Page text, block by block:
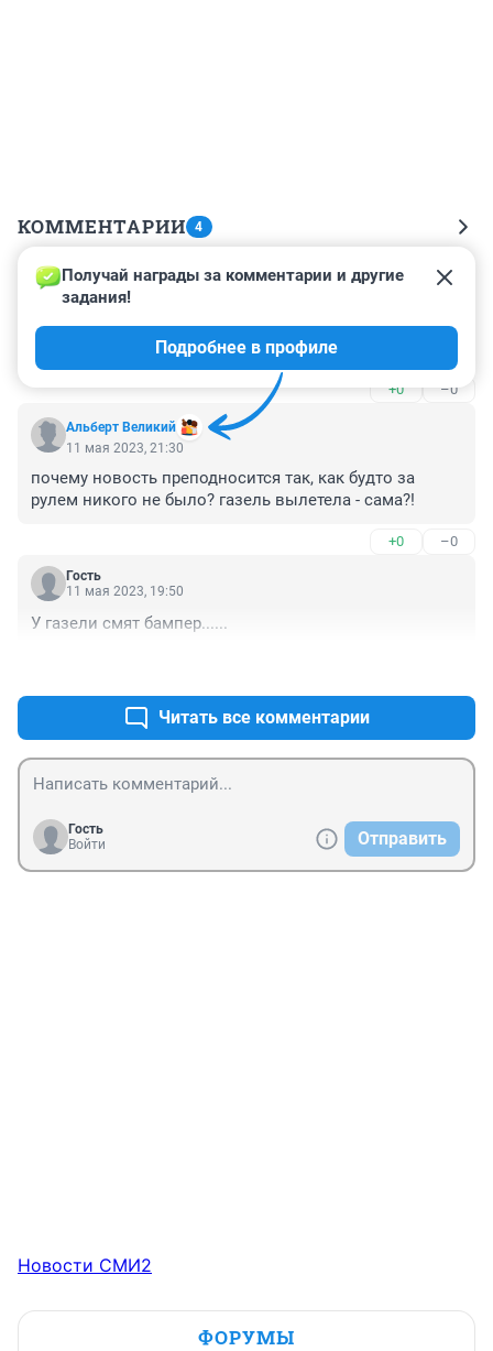
КОММЕНТАРИИ 4
Гость
12 мая 2023, 10:01
Газель восстановлению не подлежит, а бампера
вообще невидно.
+0 –0
Альберт Великий
Получай награды за комментарии и другие
задания!
Подробнее в профиле
11 мая 2023, 21:30
почему новость преподносится так, как будто за
рулем никого не было? газель вылетела - сама?!
+0 –0
Гость
11 мая 2023, 19:50
У газели смят бампер......
Читать все комментарии
Гость
Войти
Отправить
Новости СМИ2
ФОРУМЫ